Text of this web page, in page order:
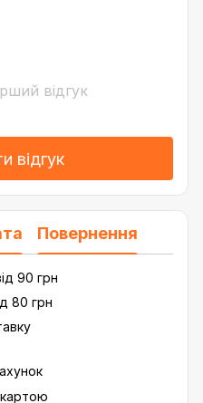
відгук
відгук
Повернення
90 грн
80 грн